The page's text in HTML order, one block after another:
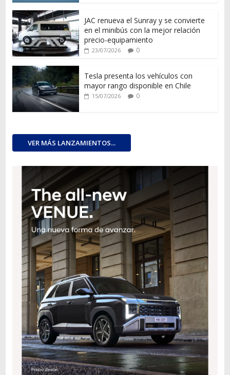
JAC renueva el Sunray y se convierte
en el minibús con la mejor relación
precio-equipamiento
23/07/2026 0
Tesla presenta los vehículos con
mayor rango disponible en Chile
15/07/2026 0
VER MÁS LANZAMIENTOS...